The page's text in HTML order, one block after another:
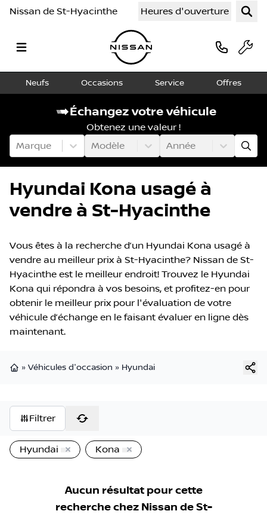
Nissan de St-Hyacinthe Heures d'ouverture
Neufs Occasions Service Offres
Échangez votre véhicule
Obtenez une valeur !
Marque
Modèle Année
Hyundai Kona usagé à
vendre à St-Hyacinthe
Vous êtes à la recherche d’un Hyundai Kona usagé à
vendre au meilleur prix à St-Hyacinthe? Nissan de St-
Hyacinthe est le meilleur endroit! Trouvez le Hyundai
Kona qui répondra à vos besoins, et profitez-en pour
obtenir le meilleur prix pour l'évaluation de votre
véhicule d’échange en le faisant évaluer en ligne dès
maintenant.
» Véhicules d'occasion » Hyundai
Filtrer
Hyundai Kona
Aucun résultat pour cette
recherche chez Nissan de St-